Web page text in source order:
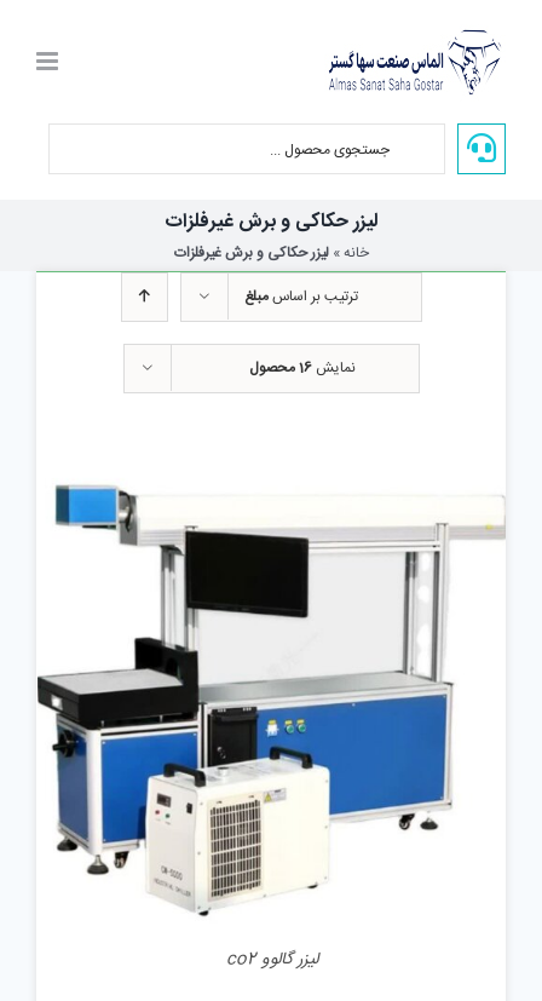
content
لیزر حکاکی و برش غیرفلزات
خانه»لیزر حکاکی و برش غیرفلزات
ترتیب بر اساسمبلغ
نمایش16 محصول
جزئیات
لیزر گالوو co2